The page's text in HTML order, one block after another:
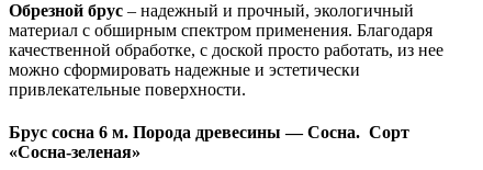
Обрезной брус – надежный и прочный, экологичный
материал с обширным спектром применения. Благодаря
качественной обработке, с доской просто работать, из нее
можно сформировать надежные и эстетически
привлекательные поверхности.
Брус сосна 6 м. Порода древесины — Сосна. Сорт
«Сосна-зеленая»